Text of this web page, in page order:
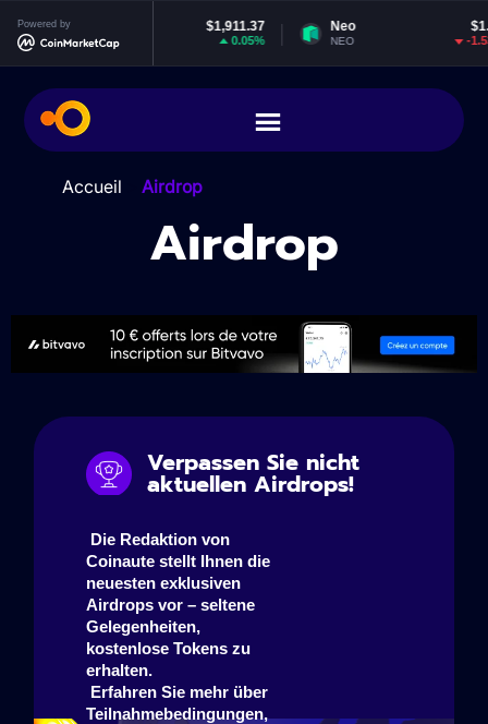
Powered by
Ethereum $1,911.37
ETH
Neo
NEO
Accueil Airdrop
Airdrop
Verpassen Sie nicht
aktuellen Airdrops!
Die Redaktion von
Coinaute stellt Ihnen die
neuesten exklusiven
Airdrops vor – seltene
Gelegenheiten,
kostenlose Tokens zu
erhalten.
Teilnahmebedingungen,